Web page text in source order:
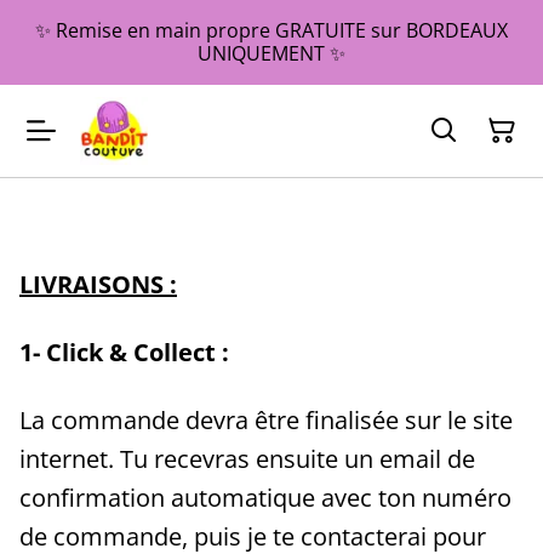
✨ Remise en main propre GRATUITE sur BORDEAUX
UNIQUEMENT ✨
LIVRAISONS :
1- Click & Collect :
La commande devra être finalisée sur le site
internet. Tu recevras ensuite un email de
confirmation automatique avec ton numéro
de commande, puis je te contacterai pour